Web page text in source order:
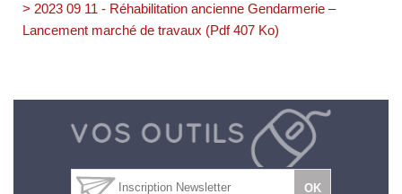
> 2023 09 11 - Réhabilitation ancienne Gendarmerie –
Lancement marché de travaux (Pdf 407 Ko)